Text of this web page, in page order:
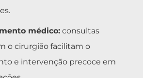
médico: consultas
o cirurgião facilitam o
e intervenção precoce em